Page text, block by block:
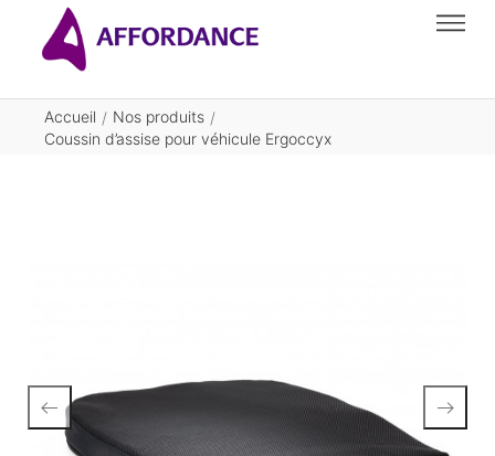
Accueil / Nos produits /
Coussin d’assise pour véhicule Ergoccyx